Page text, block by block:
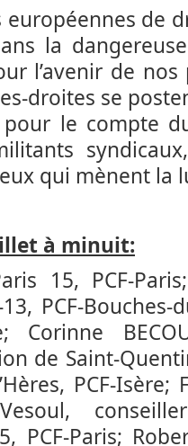
de
la
l’avenir de
droites se
le compte
qui mènent la
à minuit:
15, PCF-
PCF-Bouches-
Corinne
de Saint-
PCF-Isère;
Vesoul,
PCF-Paris;